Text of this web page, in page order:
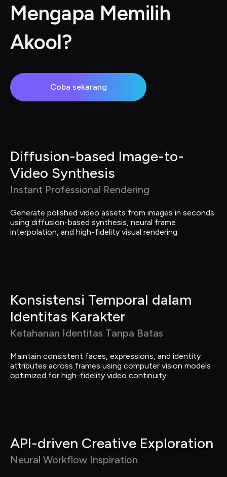
Mengapa Memilih
Akool?
Coba sekarang
Diffusion-based Image-to-
Video Synthesis
Instant Professional Rendering
Generate polished video assets from images in seconds
using diffusion-based synthesis, neural frame
interpolation, and high-fidelity visual rendering.
Konsistensi Temporal dalam
Identitas Karakter
Ketahanan Identitas Tanpa Batas
Maintain consistent faces, expressions, and identity
attributes across frames using computer vision models
optimized for high-fidelity video continuity.
API-driven Creative Exploration
Neural Workflow Inspiration